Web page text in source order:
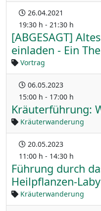
26.04.2021
19:30 h - 21:30 h
[ABGESAGT]
einladen - Ein
Vortrag
06.05.2023
15:00 h - 17:00 h
Kräuterführung:
Kräuterwanderung
20.05.2023
11:00 h - 14:30 h
Führung durch
Heilpflanzen-
Kräuterwanderung